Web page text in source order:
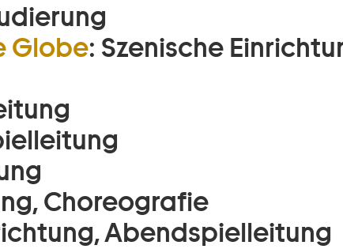
Globe: Szenische
Choreografie
Abendspielleitung